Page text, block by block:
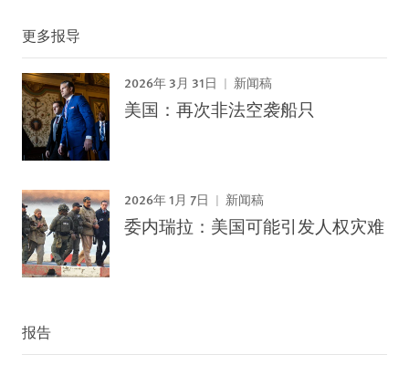
更多报导
2026年 3月 31日 新闻稿
美国：再次非法空袭船只
2026年 1月 7日 新闻稿
委内瑞拉：美国可能引发人权灾难
报告